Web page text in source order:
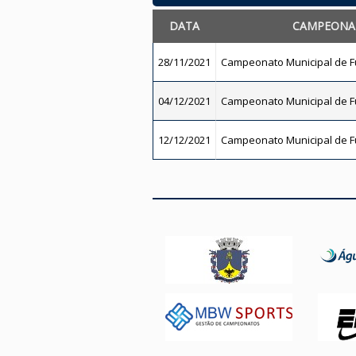
DATA
28/11/2021 Campeonato Municipal de
04/12/2021 Campeonato Municipal de
12/12/2021 Campeonato Municipal de